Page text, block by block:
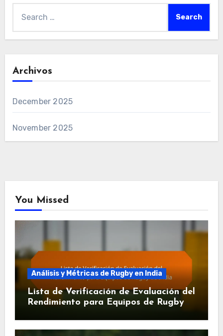
for:
Archivos
December 2025
November 2025
You Missed
Análisis y Métricas de Rugby en India
Lista de Verificación de Evaluación del
Rendimiento para Equipos de Rugby